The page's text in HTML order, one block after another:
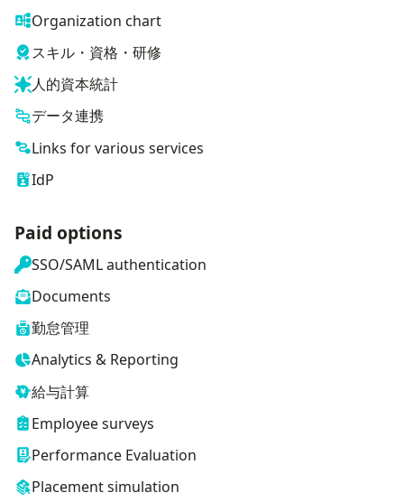
Organization chart
スキル・資格・研修
人的資本統計
データ連携
Links for various services
IdP
Paid options
SSO/SAML authentication
Documents
勤怠管理
Analytics & Reporting
給与計算
Employee surveys
Performance Evaluation
Placement simulation